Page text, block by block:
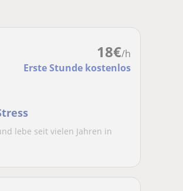
18€/h
Erste Stunde kostenlos
lebe seit vielen Jahren in